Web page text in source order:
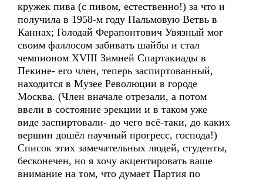
кружек пива (с пивом, естественно!) за что и
получила в 1958-м году Пальмовую Ветвь в
Каннах; Голодай Ферапонтович Увязный мог
своим фаллосом забивать шайбы и стал
чемпионом XVIII Зимней Спартакиады в
Пекине- его член, теперь заспиртованный,
находится в Музее Революции в городе
Москва. (Член вначале отрезали, а потом
ввели в состояние эрекции и в таком уже
виде заспиртовали- до чего всё-таки, до каких
вершин дошёл научный прогресс, господа!)
Список этих замечательных людей, студенты,
бесконечен, но я хочу акцентировать ваше
внимание на том, что думает Партия по